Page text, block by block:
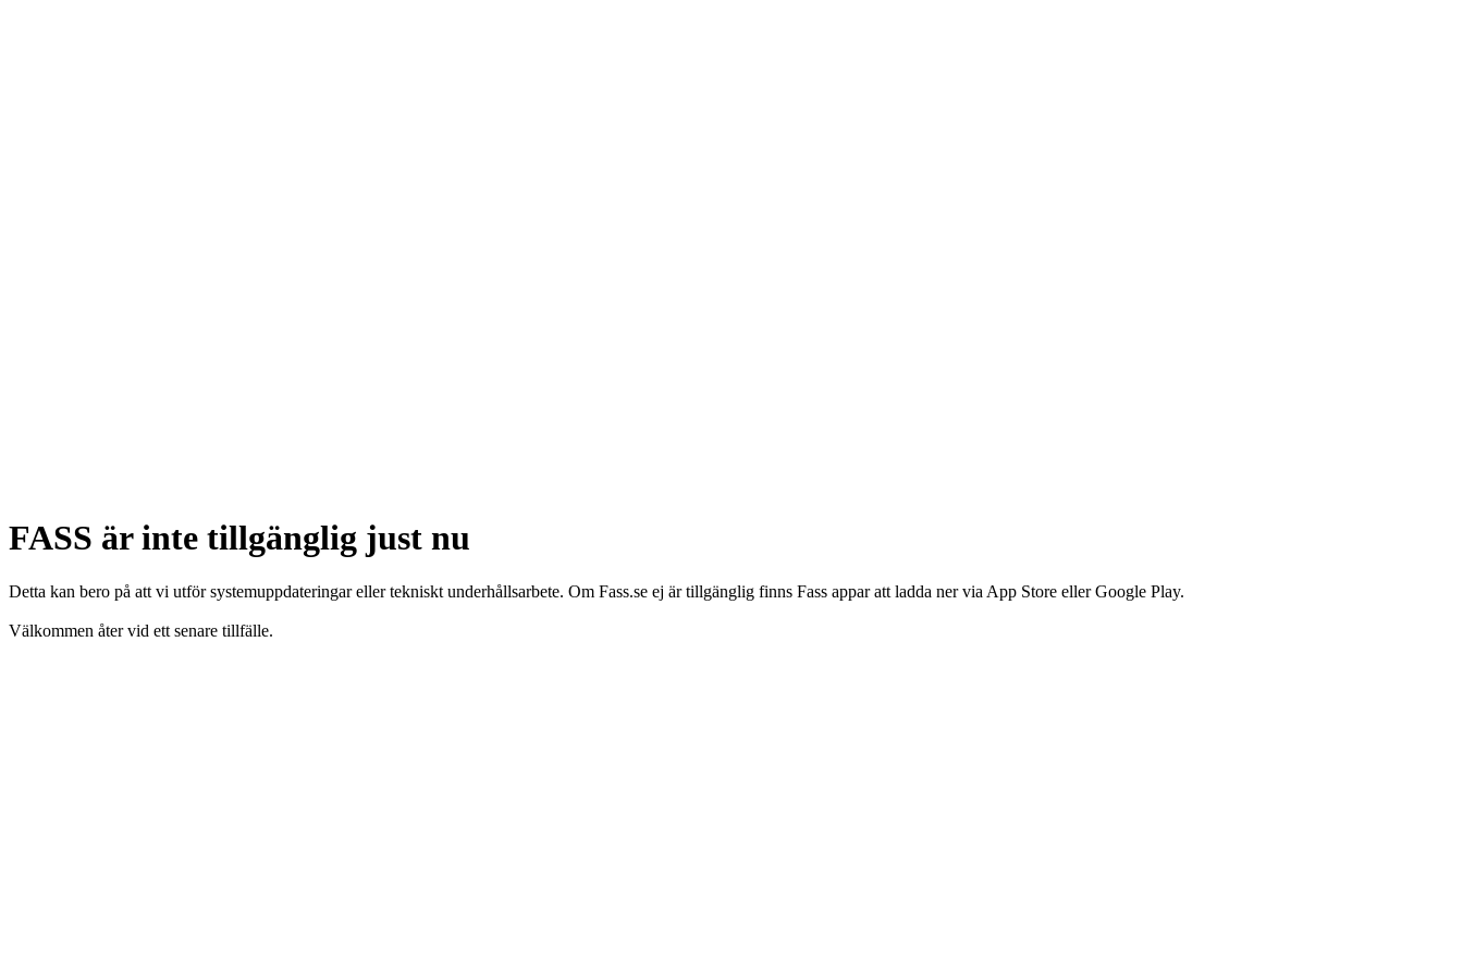
FASS är inte tillgänglig just nu
Detta kan bero på att vi utför systemuppdateringar eller tekniskt underhållsarbete. Om Fass.se ej är tillgänglig finns Fass appar att ladda ner via App Store eller Google Play.
Välkommen åter vid ett senare tillfälle.